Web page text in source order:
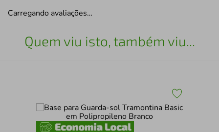
Carregando avaliações…
Quem viu isto, também viu...